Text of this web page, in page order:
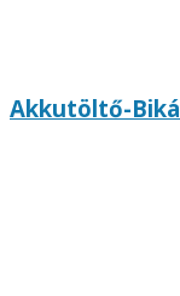
Akkutöltő-